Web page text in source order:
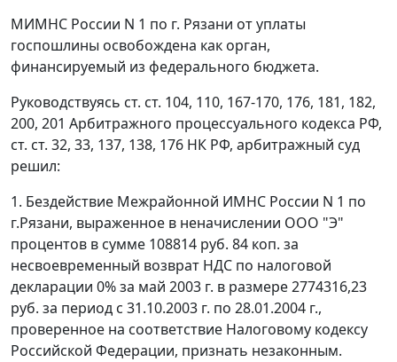
МИМНС России N 1 по г. Рязани от уплаты
госпошлины освобождена как орган,
финансируемый из федерального бюджета.
Руководствуясь ст. ст. 104, 110, 167-170, 176, 181, 182,
200, 201 Арбитражного процессуального кодекса РФ,
ст. ст. 32, 33, 137, 138, 176 НК РФ, арбитражный суд
решил:
1. Бездействие Межрайонной ИМНС России N 1 по
г.Рязани, выраженное в неначислении ООО "Э"
процентов в сумме 108814 руб. 84 коп. за
несвоевременный возврат НДС по налоговой
декларации 0% за май 2003 г. в размере 2774316,23
руб. за период с 31.10.2003 г. по 28.01.2004 г.,
проверенное на соответствие Налоговому кодексу
Российской Федерации, признать незаконным.